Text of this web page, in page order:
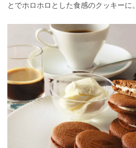
とでホロホロとした食感のクッキーに。